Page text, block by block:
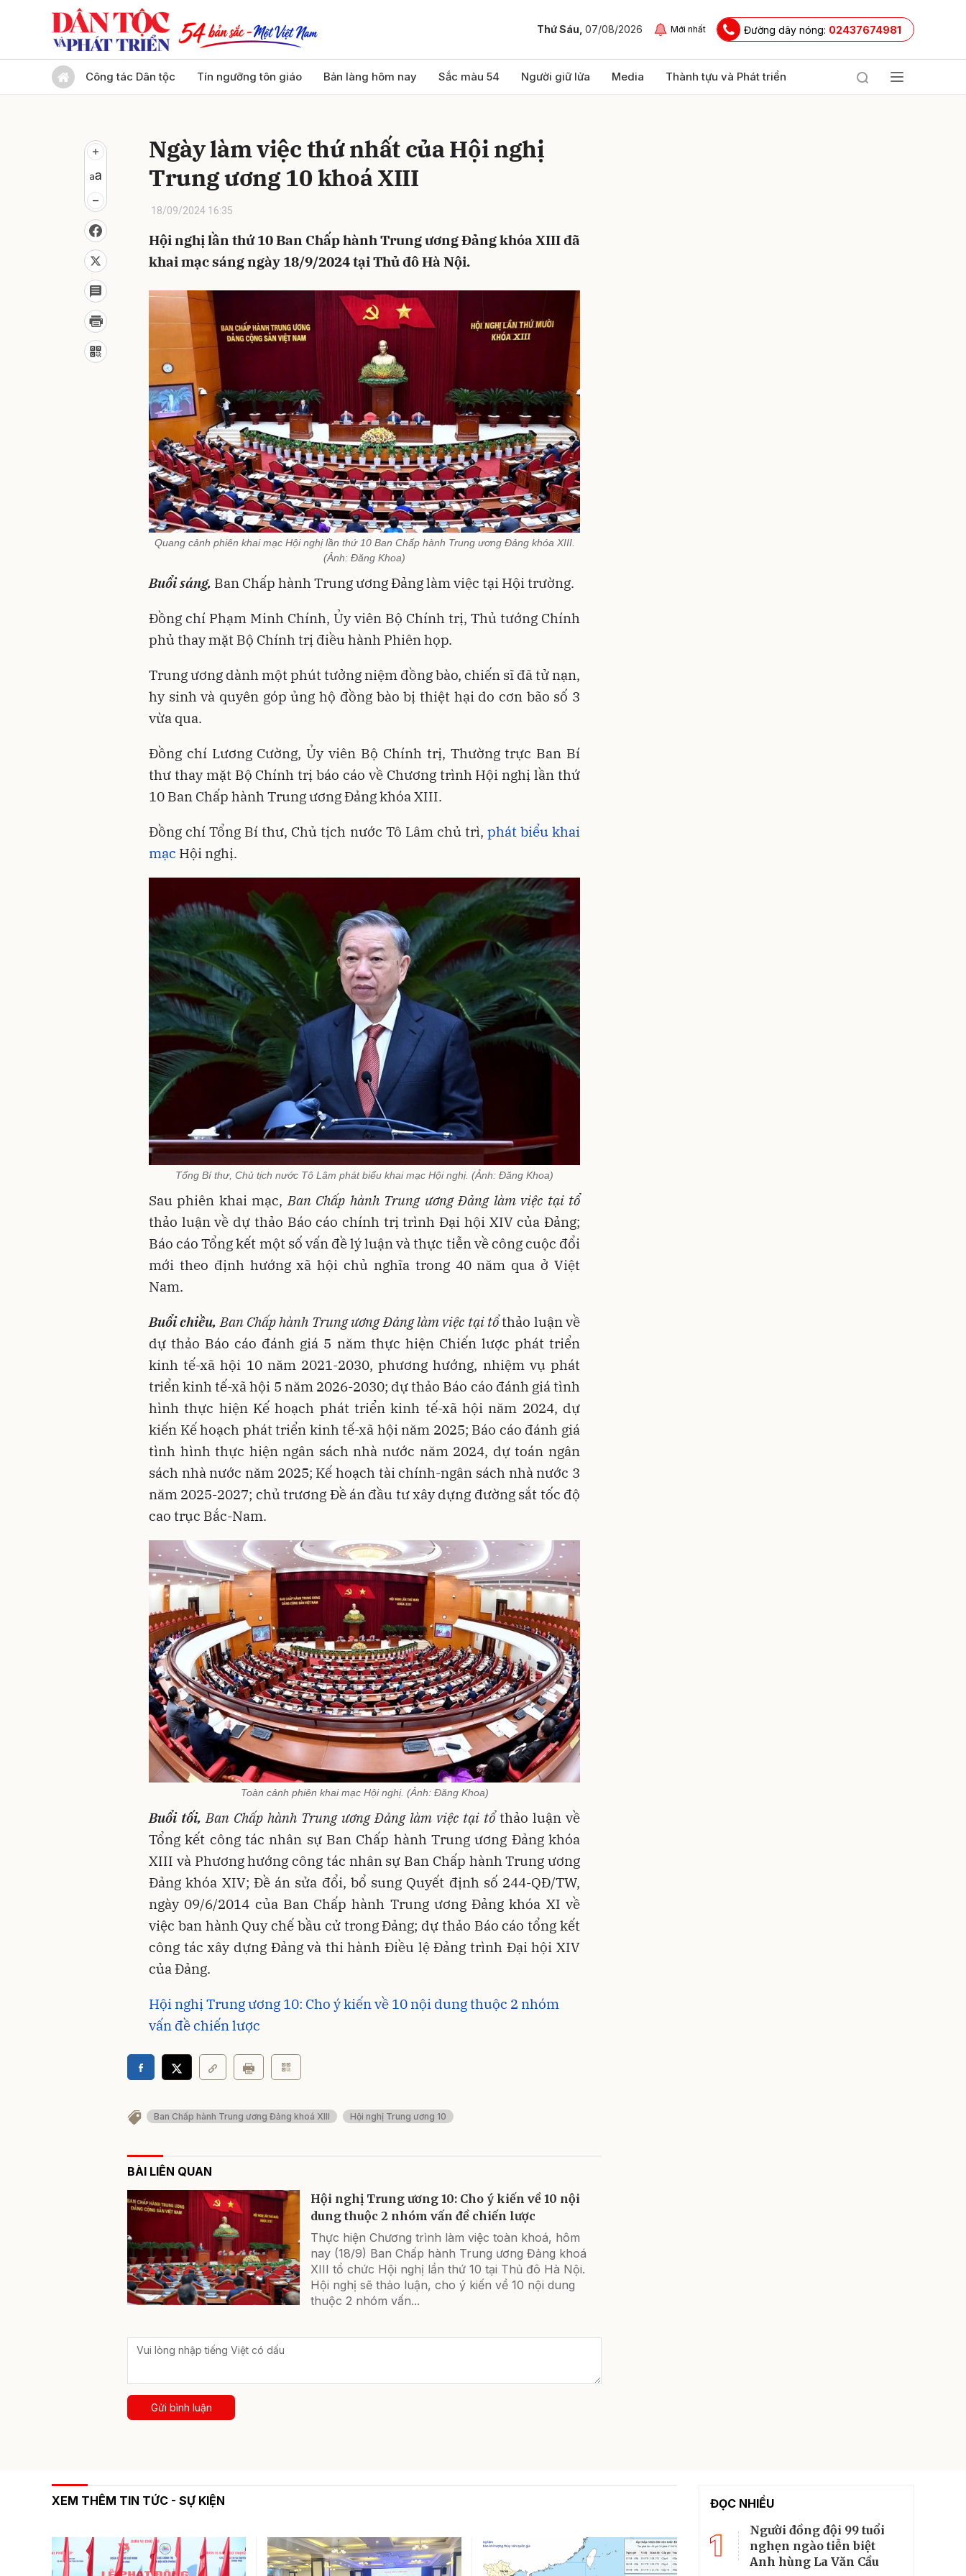
Thứ Sáu, 07/08/2026 Mới nhất Đường dây nóng: 02437674981
Công tác Dân tộc Tín ngưỡng tôn giáo Bản làng hôm nay Sắc màu 54 Người giữ lửa Media Thành tựu và Phát triển
Ngày làm việc thứ nhất của Hội nghị
Trung ương 10 khoá XIII
18/09/2024 16:35
Hội nghị lần thứ 10 Ban Chấp hành Trung ương Đảng khóa XIII đã
khai mạc sáng ngày 18/9/2024 tại Thủ đô Hà Nội.
Quang cảnh phiên khai mạc Hội nghị lần thứ 10 Ban Chấp hành Trung ương Đảng khóa XIII.
(Ảnh: Đăng Khoa)
Buổi sáng, Ban Chấp hành Trung ương Đảng làm việc tại Hội trường.
Đồng chí Phạm Minh Chính, Ủy viên Bộ Chính trị, Thủ tướng Chính
phủ thay mặt Bộ Chính trị điều hành Phiên họp.
Trung ương dành một phút tưởng niệm đồng bào, chiến sĩ đã tử nạn,
hy sinh và quyên góp ủng hộ đồng bào bị thiệt hại do cơn bão số 3
vừa qua.
Đồng chí Lương Cường, Ủy viên Bộ Chính trị, Thường trực Ban Bí
thư thay mặt Bộ Chính trị báo cáo về Chương trình Hội nghị lần thứ
10 Ban Chấp hành Trung ương Đảng khóa XIII.
Đồng chí Tổng Bí thư, Chủ tịch nước Tô Lâm chủ trì, phát biểu khai
mạc Hội nghị.
Tổng Bí thư, Chủ tịch nước Tô Lâm phát biểu khai mạc Hội nghị. (Ảnh: Đăng Khoa)
Sau phiên khai mạc,Ban Chấp hành Trung ương Đảng làm việc tại tổ
thảo luận về dự thảo Báo cáo chính trị trình Đại hội XIV của Đảng;
Báo cáo Tổng kết một số vấn đề lý luận và thực tiễn về công cuộc đổi
mới theo định hướng xã hội chủ nghĩa trong 40 năm qua ở Việt
Nam.
Buổi chiều,Ban Chấp hành Trung ương Đảng làm việc tại tổthảo luận về
dự thảo Báo cáo đánh giá 5 năm thực hiện Chiến lược phát triển
kinh tế-xã hội 10 năm 2021-2030, phương hướng, nhiệm vụ phát
triển kinh tế-xã hội 5 năm 2026-2030; dự thảo Báo cáo đánh giá tình
hình thực hiện Kế hoạch phát triển kinh tế-xã hội năm 2024, dự
kiến Kế hoạch phát triển kinh tế-xã hội năm 2025; Báo cáo đánh giá
tình hình thực hiện ngân sách nhà nước năm 2024, dự toán ngân
sách nhà nước năm 2025; Kế hoạch tài chính-ngân sách nhà nước 3
năm 2025-2027; chủ trương Đề án đầu tư xây dựng đường sắt tốc độ
cao trục Bắc-Nam.
Toàn cảnh phiên khai mạc Hội nghị. (Ảnh: Đăng Khoa)
Buổi tối,Ban Chấp hành Trung ương Đảng làm việc tại tổthảo luận về
Tổng kết công tác nhân sự Ban Chấp hành Trung ương Đảng khóa
XIII và Phương hướng công tác nhân sự Ban Chấp hành Trung ương
Đảng khóa XIV; Đề án sửa đổi, bổ sung Quyết định số 244-QĐ/TW,
ngày 09/6/2014 của Ban Chấp hành Trung ương Đảng khóa XI về
việc ban hành Quy chế bầu cử trong Đảng; dự thảo Báo cáo tổng kết
công tác xây dựng Đảng và thi hành Điều lệ Đảng trình Đại hội XIV
của Đảng.
Hội nghị Trung ương 10: Cho ý kiến về 10 nội dung thuộc 2 nhóm
vấn đề chiến lược
Ban Chấp hành Trung ương Đảng khoá XIII Hội nghị Trung ương 10
BÀI LIÊN QUAN
Hội nghị Trung ương 10: Cho ý kiến về 10 nội
dung thuộc 2 nhóm vấn đề chiến lược
Thực hiện Chương trình làm việc toàn khoá, hôm
nay (18/9) Ban Chấp hành Trung ương Đảng khoá
XIII tổ chức Hội nghị lần thứ 10 tại Thủ đô Hà Nội.
Hội nghị sẽ thảo luận, cho ý kiến về 10 nội dung
thuộc 2 nhóm vấn...
Gửi bình luận
XEM THÊM TIN TỨC - SỰ KIỆN ĐỌC NHIỀU
1
Người đồng đội 99 tuổi
nghẹn ngào tiễn biệt
Anh hùng La Văn Cầu
Gửi bình luận
Hủy